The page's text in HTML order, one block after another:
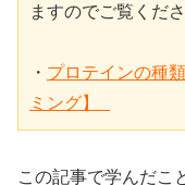
ますのでご覧くださ
・ プロテインの種
ミング】
この記事で学んだこ